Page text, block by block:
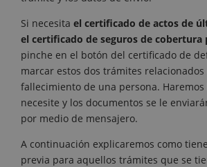
Si necesita el certificado de actos de
el certificado de seguros de
pinche en el botón del certificado de
marcar estos dos trámites relacionados
fallecimiento de una persona.
necesite y los documentos se le
por medio de mensajero.
A continuación explicaremos como
previa para aquellos trámites que se